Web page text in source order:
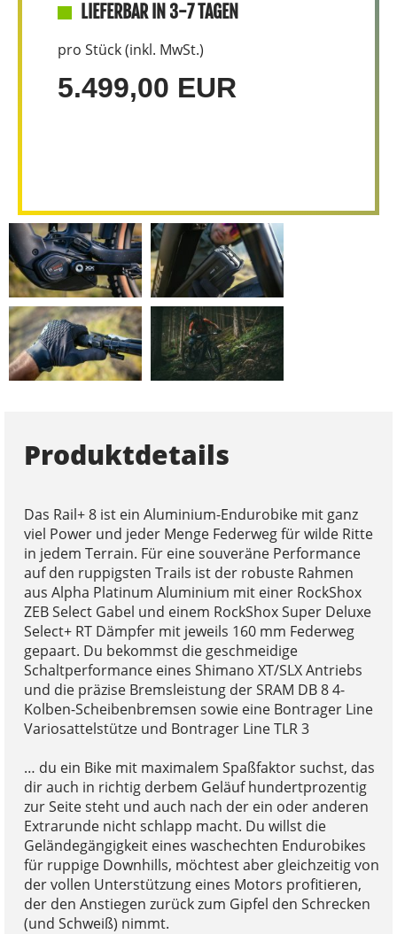
LIEFERBAR IN 3-7 TAGEN
pro Stück (inkl. MwSt.)
5.499,00 EUR
Produktdetails
Das Rail+ 8 ist ein Aluminium-Endurobike mit ganz
viel Power und jeder Menge Federweg für wilde Ritte
in jedem Terrain. Für eine souveräne Performance
auf den ruppigsten Trails ist der robuste Rahmen
aus Alpha Platinum Aluminium mit einer RockShox
ZEB Select Gabel und einem RockShox Super Deluxe
Select+ RT Dämpfer mit jeweils 160 mm Federweg
gepaart. Du bekommst die geschmeidige
Schaltperformance eines Shimano XT/SLX Antriebs
und die präzise Bremsleistung der SRAM DB 8 4-
Kolben-Scheibenbremsen sowie eine Bontrager Line
Variosattelstütze und Bontrager Line TLR 3
… du ein Bike mit maximalem Spaßfaktor suchst, das
dir auch in richtig derbem Geläuf hundertprozentig
zur Seite steht und auch nach der ein oder anderen
Extrarunde nicht schlapp macht. Du willst die
Geländegängigkeit eines waschechten Endurobikes
für ruppige Downhills, möchtest aber gleichzeitig von
der vollen Unterstützung eines Motors profitieren,
der den Anstiegen zurück zum Gipfel den Schrecken
(und Schweiß) nimmt.